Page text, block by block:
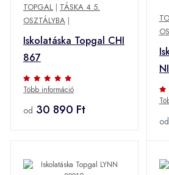
TOPGAL | TÁSKA 4 5.
OSZTÁLYBA |
Iskolatáska Topgal CHI
867
Több információ
od 30 890 Ft
od